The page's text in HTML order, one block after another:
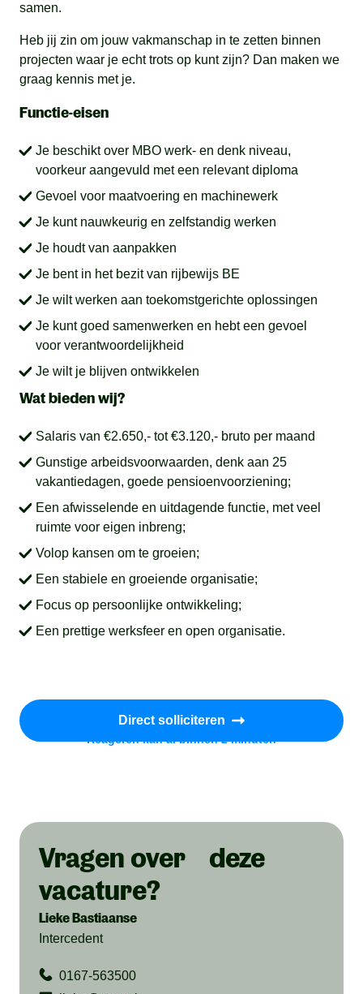
samen.
Heb jij zin om jouw vakmanschap in te zetten binnen
projecten waar je echt trots op kunt zijn? Dan maken we
graag kennis met je.
Functie-eisen
Je beschikt over MBO werk- en denk niveau,
voorkeur aangevuld met een relevant diploma
Gevoel voor maatvoering en machinewerk
Je kunt nauwkeurig en zelfstandig werken
Je houdt van aanpakken
Je bent in het bezit van rijbewijs BE
Je wilt werken aan toekomstgerichte oplossingen
Je kunt goed samenwerken en hebt een gevoel
voor verantwoordelijkheid
Je wilt je blijven ontwikkelen
Wat bieden wij?
Salaris van €2.650,- tot €3.120,- bruto per maand
Gunstige arbeidsvoorwaarden, denk aan 25
vakantiedagen, goede pensioenvoorziening;
Een afwisselende en uitdagende functie, met veel
ruimte voor eigen inbreng;
Volop kansen om te groeien;
Een stabiele en groeiende organisatie;
Focus op persoonlijke ontwikkeling;
Een prettige werksfeer en open organisatie.
Direct solliciteren
Reageren kan al binnen 2 minuten
Vragen over deze
vacature?
Lieke Bastiaanse
Intercedent
0167-563500